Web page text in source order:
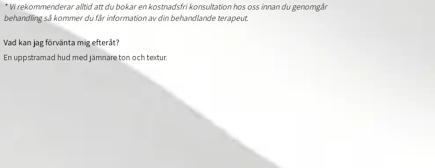
* Vi rekommenderar alltid att du bokar en kostnadsfri konsultation hos oss innan du genomgår
behandling så kommer du får information av din behandlande terapeut.
Vad kan jag förvänta mig efteråt?
En uppstramad hud med jämnare ton och textur.